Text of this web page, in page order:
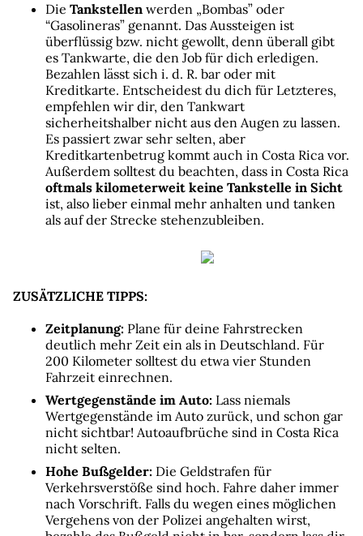
Die Tankstellen werden „Bombas” oder
“Gasolineras” genannt. Das Aussteigen ist
überflüssig bzw. nicht gewollt, denn überall gibt
es Tankwarte, die den Job für dich erledigen.
Bezahlen lässt sich i. d. R. bar oder mit
Kreditkarte. Entscheidest du dich für Letzteres,
empfehlen wir dir, den Tankwart
sicherheitshalber nicht aus den Augen zu lassen.
Es passiert zwar sehr selten, aber
Kreditkartenbetrug kommt auch in Costa Rica vor.
oftmals kilometerweit keine Tankstelle in Sicht
ist, also lieber einmal mehr anhalten und tanken
als auf der Strecke stehenzubleiben.
ZUSÄTZLICHE TIPPS:
Zeitplanung: Plane für deine Fahrstrecken
deutlich mehr Zeit ein als in Deutschland. Für
200 Kilometer solltest du etwa vier Stunden
Fahrzeit einrechnen.
Wertgegenstände im Auto: Lass niemals
Wertgegenstände im Auto zurück, und schon gar
nicht sichtbar! Autoaufbrüche sind in Costa Rica
nicht selten.
Hohe Bußgelder: Die Geldstrafen für
Verkehrsverstöße sind hoch. Fahre daher immer
nach Vorschrift. Falls du wegen eines möglichen
Vergehens von der Polizei angehalten wirst,